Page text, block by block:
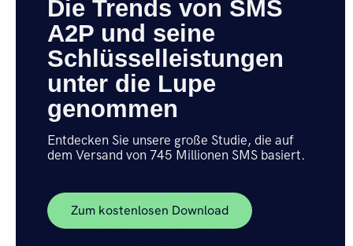
Die Trends von SMS
A2P und seine
Schlüsselleistungen
unter die Lupe
genommen
Entdecken Sie unsere große Studie, die auf
dem Versand von 745 Millionen SMS basiert.
Zum kostenlosen Download